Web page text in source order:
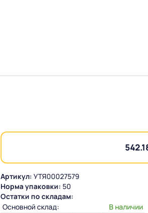
Артикул: УТЯ00027579
Норма упаковки: 50
Остатки по складам:
Основной склад:
В наличии